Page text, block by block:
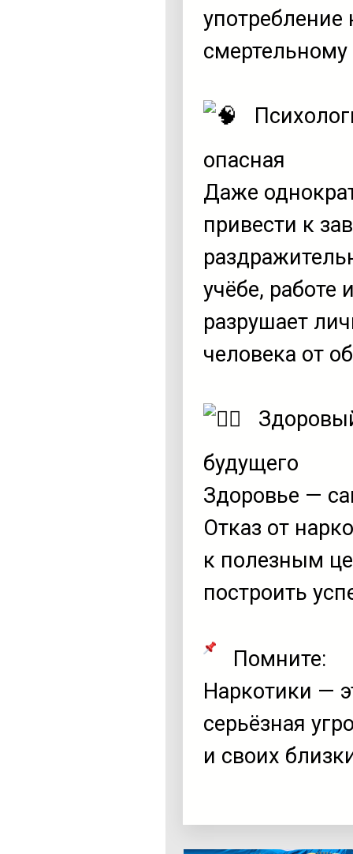
смертельному
опасная
Даже
привести к
учёбе,
разрушает
человека от
будущего
Здоровье —
Отказ от
к полезным
построить
Помните:
Наркотики —
серьёзная
и своих